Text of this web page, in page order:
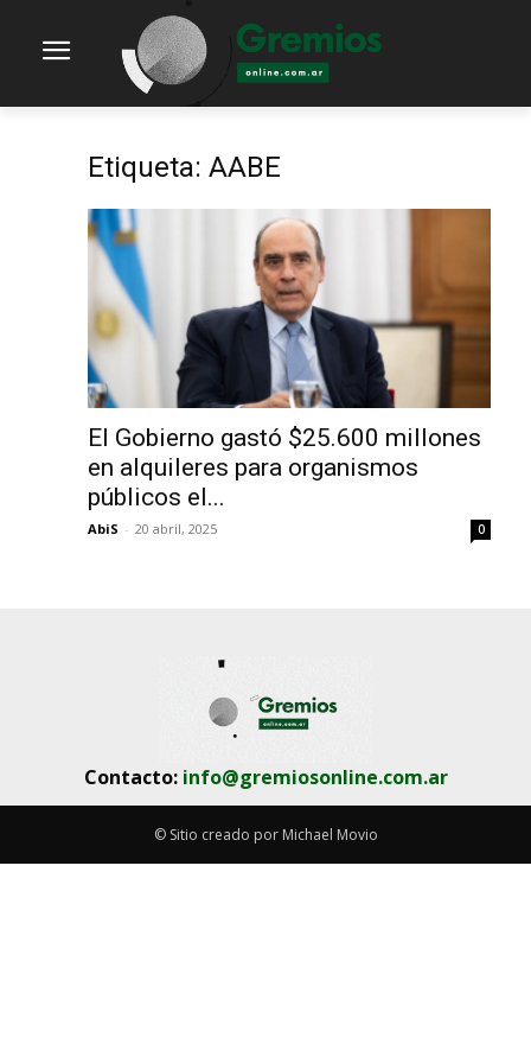
Etiqueta: AABE
El Gobierno gastó $25.600 millones
en alquileres para organismos
públicos el...
AbiS - 20 abril, 2025 0
Contacto: info@gremiosonline.com.ar
© Sitio creado por Michael Movio